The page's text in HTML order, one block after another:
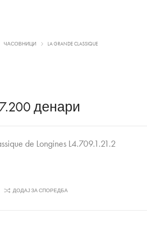
ЧАСОВНИЦИ LA GRANDE CLASSIQUE
денари
de Longines L4.709.1.21.2
ДОДАЈ ЗА СПОРЕДБА